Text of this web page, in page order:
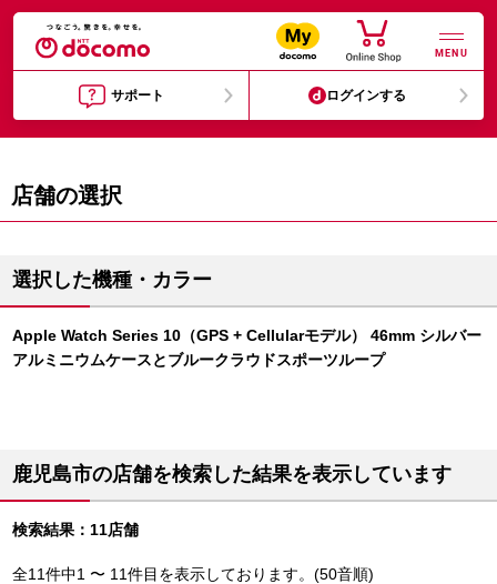
MENU
サポート ログインする
店舗の選択
選択した機種・カラー
Apple Watch Series 10（GPS + Cellularモデル） 46mm シルバー
アルミニウムケースとブルークラウドスポーツループ
鹿児島市の店舗を検索した結果を表示しています
検索結果：11店舗
全11件中1 〜 11件目を表示しております。(50音順)